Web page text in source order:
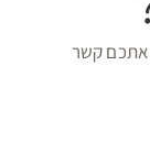
אתכם קשר